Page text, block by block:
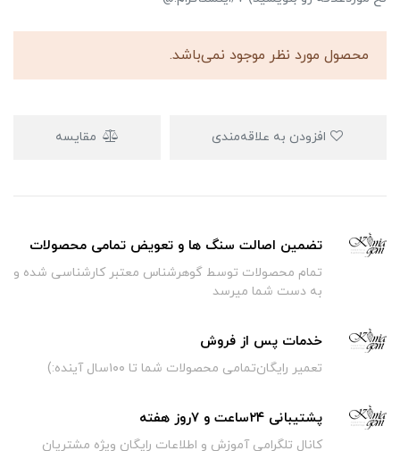
محصول مورد نظر موجود نمی‌باشد.
مقایسه
تضمین اصالت سنگ ها و تعویض تمامی محصولات
تمام محصولات توسط گوهرشناس معتبر کارشناسی شده و
به دست شما میرسد
خدمات پس از فروش
تعمیر رایگان‌تمامی محصولات شما تا ۱۰۰سال آینده:)
پشتیبانی ۲۴ساعت و ۷روز هفته
کانال تلگرامی آموزش و اطلاعات رایگان ویژه مشتریان